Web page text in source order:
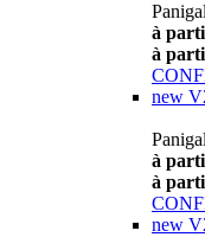
à
à
new
à
à
new